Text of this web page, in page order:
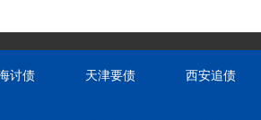
讨债 天津要债 西安追债